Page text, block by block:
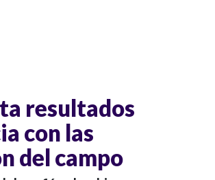
resultados
con las
del campo